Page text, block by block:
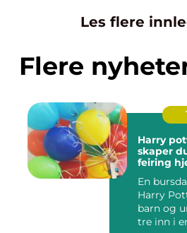
Les flere
Flere
Harry
skaper
feiring
En
Harry
barn og
tre inn i